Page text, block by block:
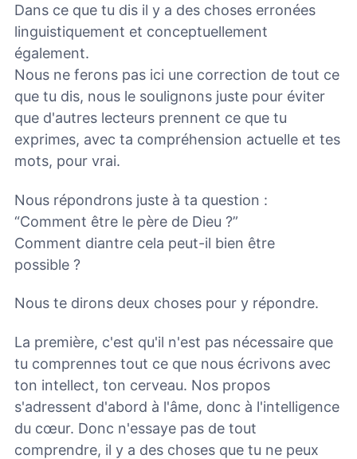
Dans ce que tu dis il y a des choses erronées
linguistiquement et conceptuellement
également.
Nous ne ferons pas ici une correction de tout ce
que tu dis, nous le soulignons juste pour éviter
que d'autres lecteurs prennent ce que tu
exprimes, avec ta compréhension actuelle et tes
mots, pour vrai.
Nous répondrons juste à ta question :
“Comment être le père de Dieu ?”
Comment diantre cela peut-il bien être
possible ?
Nous te dirons deux choses pour y répondre.
La première, c'est qu'il n'est pas nécessaire que
tu comprennes tout ce que nous écrivons avec
ton intellect, ton cerveau. Nos propos
s'adressent d'abord à l'âme, donc à l'intelligence
du cœur. Donc n'essaye pas de tout
comprendre, il y a des choses que tu ne peux